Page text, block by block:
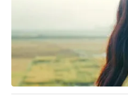
Thế giới đó đây
Câu chuyện quốc tế
Kinh tế
Tài chính
Thị trường
Dữ liệu và đời sống